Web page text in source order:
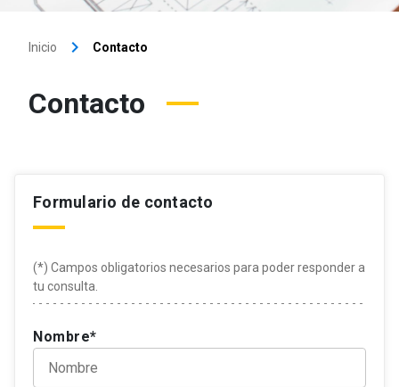
Inicio keyboard_arrow_right Contacto
Contacto
Formulario de contacto
(*) Campos obligatorios necesarios para poder responder a
tu consulta.
Nombre*